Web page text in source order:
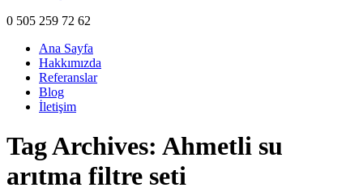
0 505 259 72 62
Ana Sayfa
Hakkımızda
Referanslar
Blog
İletişim
Tag Archives: Ahmetli su
arıtma filtre seti